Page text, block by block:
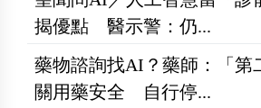
揭優點 醫示警：仍...
藥物諮詢找AI？藥師：「第
關用藥安全 自行停...